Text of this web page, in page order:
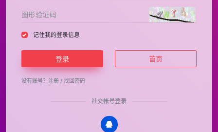
记住我的登录信息
登录 首页
没有账号？ 注册 / 找回密码
社交帐号登录